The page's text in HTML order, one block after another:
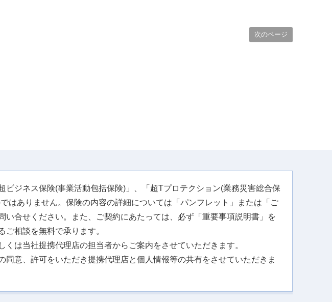
次のページ
ジネス保険(事業活動包括保険)」、「超Tプロテクション(業務災害総合保
はありません。保険の内容の詳細については「パンフレット」または「ご
合せください。また、ご契約にあたっては、必ず「重要事項説明書」を
相談を無料で承ります。
は当社提携代理店の担当者からご案内をさせていただきます。
意、許可をいただき提携代理店と個人情報等の共有をさせていただきま